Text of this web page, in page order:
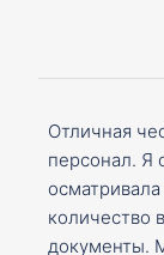
Отличная
персонал. Я
количество
документы.